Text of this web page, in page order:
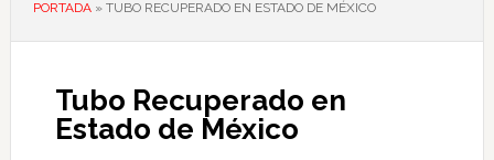
PORTADA» TUBO RECUPERADO EN ESTADO DE MÉXICO
Tubo Recuperado en
Estado de México